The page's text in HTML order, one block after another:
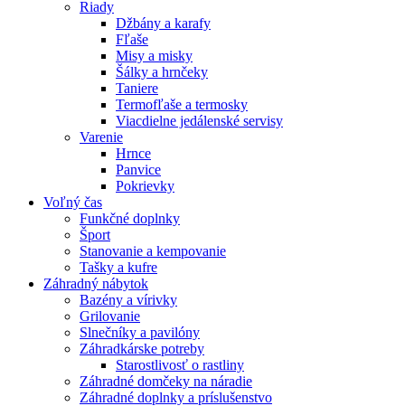
Riady
Džbány a karafy
Fľaše
Misy a misky
Šálky a hrnčeky
Taniere
Termofľaše a termosky
Viacdielne jedálenské servisy
Varenie
Hrnce
Panvice
Pokrievky
Voľný čas
Funkčné doplnky
Šport
Stanovanie a kempovanie
Tašky a kufre
Záhradný nábytok
Bazény a vírivky
Grilovanie
Slnečníky a pavilóny
Záhradkárske potreby
Starostlivosť o rastliny
Záhradné domčeky na náradie
Záhradné doplnky a príslušenstvo